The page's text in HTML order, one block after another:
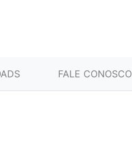
FALE CONOSCO